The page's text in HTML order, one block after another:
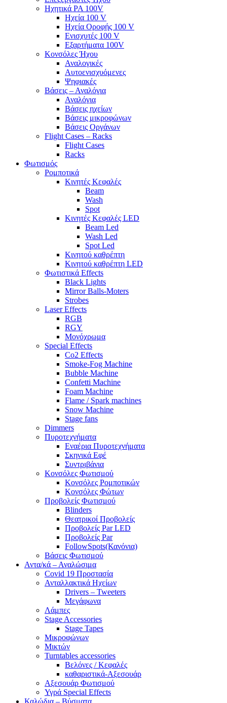
Ηχητικά PA 100V
Ηχεία 100 V
Ηχεία Οροφής 100 V
Ενισχυτές 100 V
Εξαρτήματα 100V
Κονσόλες Ήχου
Αναλογικές
Αυτοενισχυόμενες
Ψηφιακές
Βάσεις – Αναλόγια
Αναλόγια
Βάσεις ηχείων
Βάσεις μικροφώνων
Βάσεις Οργάνων
Flight Cases – Racks
Flight Cases
Racks
Φωτισμός
Ρομποτικά
Κινητές Κεφαλές
Beam
Wash
Spot
Κινητές Κεφαλές LED
Beam Led
Wash Led
Spot Led
Κινητού καθρέπτη
Κινητού καθρέπτη LED
Φωτιστικά Effects
Black Lights
Mirror Balls-Moters
Strobes
Laser Effects
RGB
RGY
Μονόχρωμα
Special Effects
Co2 Effects
Smoke-Fog Machine
Bubble Machine
Confetti Machine
Foam Machine
Flame / Spark machines
Snow Machine
Stage fans
Dimmers
Πυροτεχνήματα
Εναέρια Πυροτεχνήματα
Σκηνικά Εφέ
Συντριβάνια
Κονσόλες Φωτισμού
Κονσόλες Ρομποτικών
Κονσόλες Φώτων
Προβολείς Φωτισμού
Blinders
Θεατρικοί Προβολείς
Προβολείς Par LED
Προβολείς Par
FollowSpots(Κανόνια)
Βάσεις Φωτισμού
Αντα/κά – Αναλώσιμα
Covid 19 Προστασία
Ανταλλακτικά Ηχείων
Drivers – Tweeters
Μεγάφωνα
Λάμπες
Stage Accessories
Stage Tapes
Μικροφώνων
Μικτών
Turntables accessories
Βελόνες / Κεφαλές
καθαριστικά-Αξεσουάρ
Αξεσουάρ Φωτισμού
Υγρά Special Effects
Καλώδια – Βύσματα